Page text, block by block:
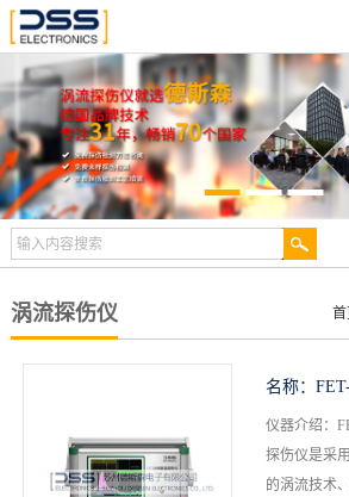
站
首
页
关
于
德
斯
新
闻
动
态
产
品
展
检
测
合
涡流探伤仪
名称：
流探伤仪
仪器介绍：
探伤仪是采
的涡流技术